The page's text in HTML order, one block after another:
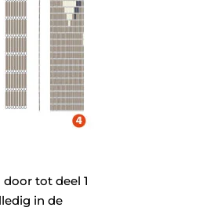
door tot deel 1
in de